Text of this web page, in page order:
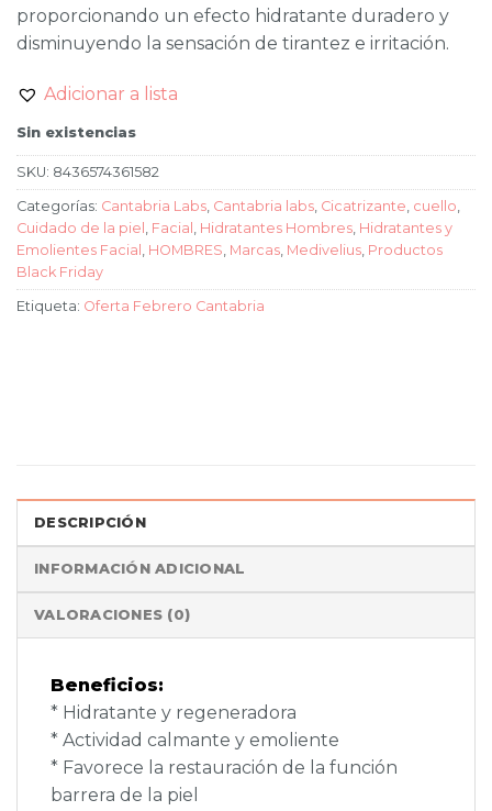
proporcionando un efecto hidratante duradero y
disminuyendo la sensación de tirantez e irritación.
Adicionar a lista
Sin existencias
SKU: 8436574361582
Categorías: Cantabria Labs, Cantabria labs, Cicatrizante, cuello,
Cuidado de la piel , Facial , Hidratantes Hombres, Hidratantes y
Emolientes Facial , HOMBRES, Marcas, Medivelius, Productos
Black Friday
Etiqueta: Oferta Febrero Cantabria
DESCRIPCIÓN
INFORMACIÓN ADICIONAL
VALORACIONES (0)
Beneficios:
* Hidratante y regeneradora
* Actividad calmante y emoliente
* Favorece la restauración de la función
barrera de la piel